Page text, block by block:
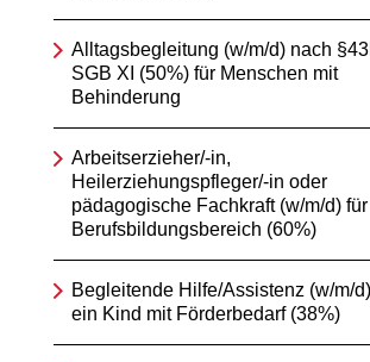
Alltagsbegleitung (w/m/d) nach
SGB XI (50%) für Menschen mit
Behinderung
Arbeitserzieher/-in,
Heilerziehungspfleger/-in oder
pädagogische Fachkraft (w/m/d)
Berufsbildungsbereich (60%)
Begleitende Hilfe/Assistenz (w/m/
ein Kind mit Förderbedarf (38%)